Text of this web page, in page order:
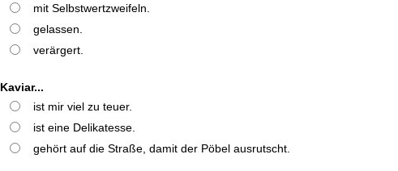
mit Selbstwertzweifeln.
gelassen.
verärgert.
Kaviar...
ist mir viel zu teuer.
ist eine Delikatesse.
gehört auf die Straße, damit der Pöbel ausrutscht.